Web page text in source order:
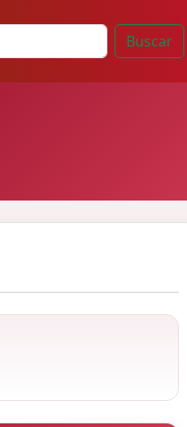
Buscar